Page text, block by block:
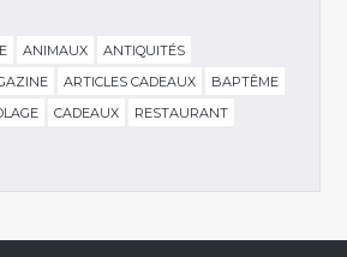
ANIMAUX
ANTIQUITÉS
ARTICLES CADEAUX
BAPTÊME
CADEAUX
RESTAURANT